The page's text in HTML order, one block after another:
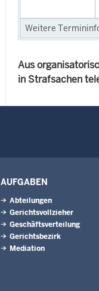
Weitere
Aus
in Strafsachen
AUFGABEN
Abteilungen
Gerichtsvollzieher
Geschäftsverteilung
Gerichtsbezirk
Mediation